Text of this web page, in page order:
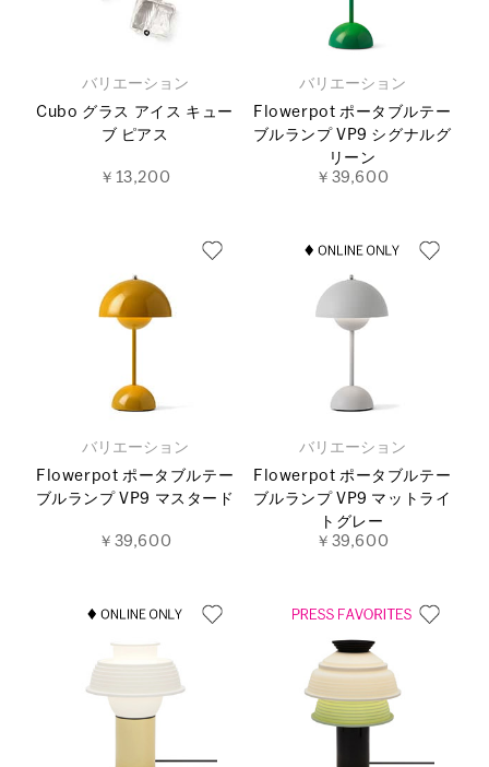
バリエーション
Cubo グラス アイス キュー
ブ ピアス
￥13,200
バリエーション
Flowerpot ポータブルテー
ブルランプ VP9 シグナルグ
リーン
￥39,600
バリエーション
Flowerpot ポータブルテー
ブルランプ VP9 マスタード
￥39,600
バリエーション
Flowerpot ポータブルテー
ブルランプ VP9 マットライ
トグレー
￥39,600